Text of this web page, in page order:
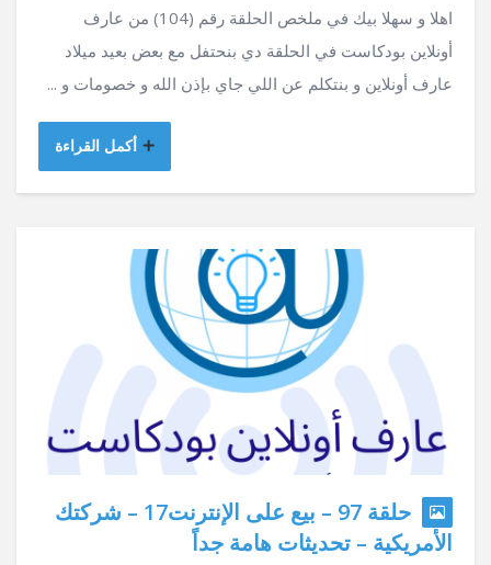
اهلا و سهلا بيك في ملخص الحلقة رقم (104) من عارف
أونلاين بودكاست في الحلقة دي بنحتفل مع بعض بعيد ميلاد
عارف أونلاين و بنتكلم عن اللي جاي بإذن الله و خصومات و ...
أكمل القراءة
حلقة 97 – بيع على الإنترنت17 – شركتك
الأمريكية – تحديثات هامة جداً